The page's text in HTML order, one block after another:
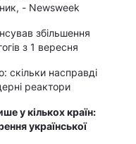
- Newsweek
збільшення
з 1 вересня
скільки насправді
реактори
у кількох країн:
української